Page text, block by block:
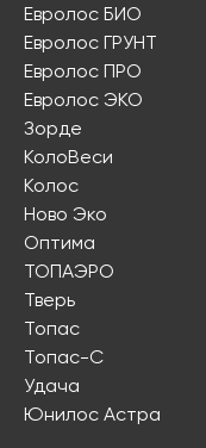
Евролос БИО
Евролос ГРУНТ
Евролос ПРО
Евролос ЭКО
Зорде
КолоВеси
Колос
Ново Эко
Оптима
ТОПАЭРО
Тверь
Топас
Топас-С
Удача
Юнилос Астра